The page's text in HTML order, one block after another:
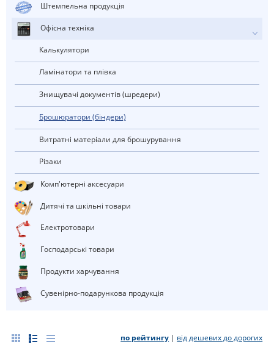
штемпельна продукція
Офісна техніка
калькулятори
Ламінатори та плівка
Знищувачі документів (шредери)
Брошюратори (біндери)
Витратні матеріали для брошурування
Різаки
Комп'ютерні аксесуари
Дитячі та шкільні товари
електротовари
Господарські товари
Продукти харчування
Сувенірно-подарункова продукція
по рейтингу | від дешевих до дорогих